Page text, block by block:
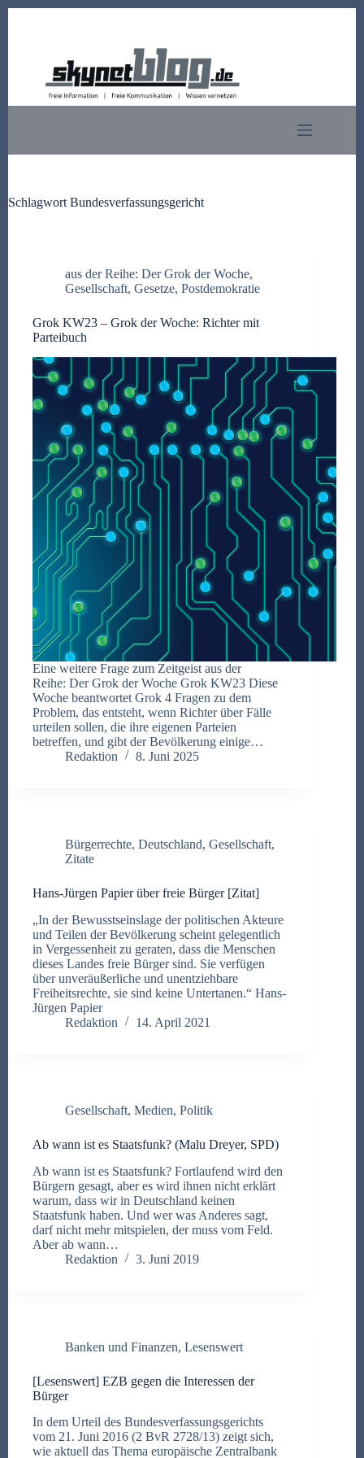
Schlagwort Bundesverfassungsgericht
aus der Reihe: Der Grok der Woche,
Gesellschaft, Gesetze, Postdemokratie
Grok KW23 – Grok der Woche: Richter mit
Parteibuch
Eine weitere Frage zum Zeitgeist aus der
Reihe: Der Grok der Woche Grok KW23 Diese
Woche beantwortet Grok 4 Fragen zu dem
Problem, das entsteht, wenn Richter über Fälle
urteilen sollen, die ihre eigenen Parteien
betreffen, und gibt der Bevölkerung einige…
Redaktion
8. Juni 2025
Bürgerrechte, Deutschland, Gesellschaft,
Zitate
Hans-Jürgen Papier über freie Bürger [Zitat]
„In der Bewusstseinslage der politischen Akteure
und Teilen der Bevölkerung scheint gelegentlich
in Vergessenheit zu geraten, dass die Menschen
dieses Landes freie Bürger sind. Sie verfügen
über unveräußerliche und unentziehbare
Freiheitsrechte, sie sind keine Untertanen.“ Hans-
Jürgen Papier
Redaktion
14. April 2021
Gesellschaft, Medien, Politik
Ab wann ist es Staatsfunk? (Malu Dreyer, SPD)
Ab wann ist es Staatsfunk? Fortlaufend wird den
Bürgern gesagt, aber es wird ihnen nicht erklärt
warum, dass wir in Deutschland keinen
Staatsfunk haben. Und wer was Anderes sagt,
darf nicht mehr mitspielen, der muss vom Feld.
Aber ab wann…
Redaktion
3. Juni 2019
Banken und Finanzen, Lesenswert
[Lesenswert] EZB gegen die Interessen der
Bürger
In dem Urteil des Bundesverfassungsgerichts
vom 21. Juni 2016 (2 BvR 2728/13) zeigt sich,
wie aktuell das Thema europäische Zentralbank